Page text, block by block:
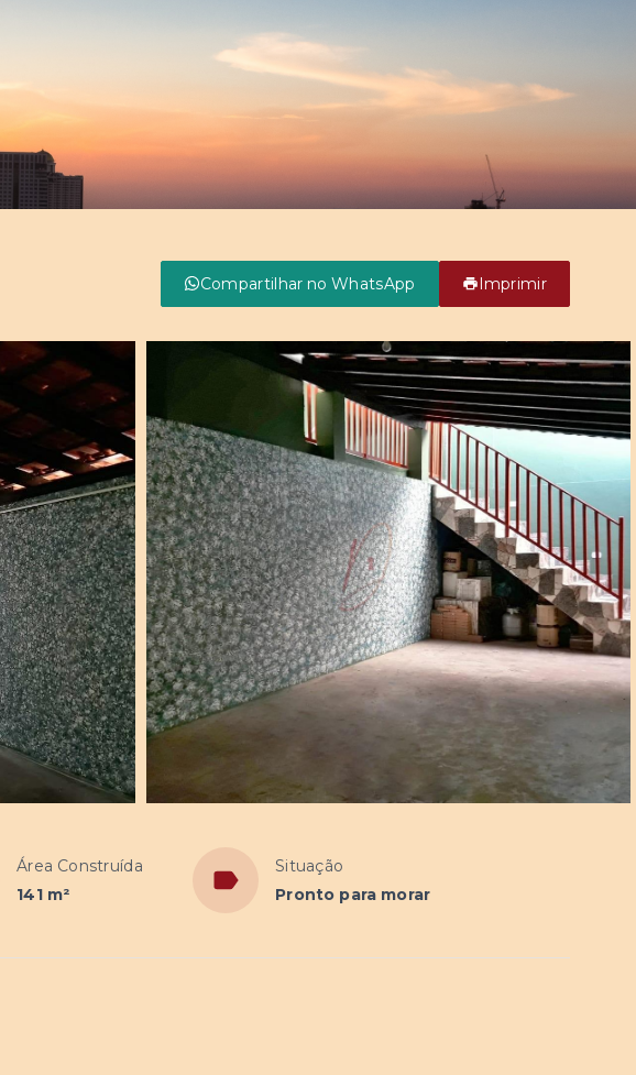
Compartilhar no WhatsApp Imprimir
Área Construída
141 m²
Situação
Pronto para morar